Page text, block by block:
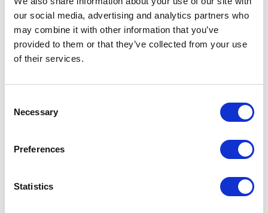
our social media, advertising and analytics partners who
may combine it with other information that you’ve
provided to them or that they’ve collected from your use
of their services.
Selection
Necessary
Preferences
Statistics
10 juli, 2023
situationeel leiderschap en verbeter de teamprestaties”.
Goed leiderschap begint nooit bij de leider zelf, maar bij